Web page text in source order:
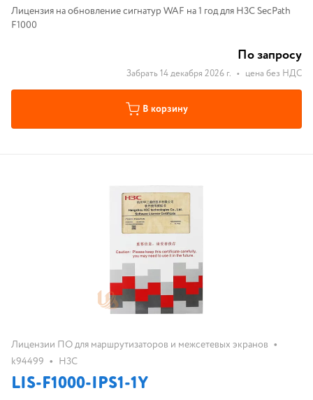
Лицензия на обновление сигнатур WAF на 1 год для H3C SecPath
F1000
По запросу
Забрать 14 декабря 2026 г. • цена без НДС
В корзину
Лицензии ПО для маршрутизаторов и межсетевых экранов •
k94499 • H3C
LIS-F1000-IPS1-1Y